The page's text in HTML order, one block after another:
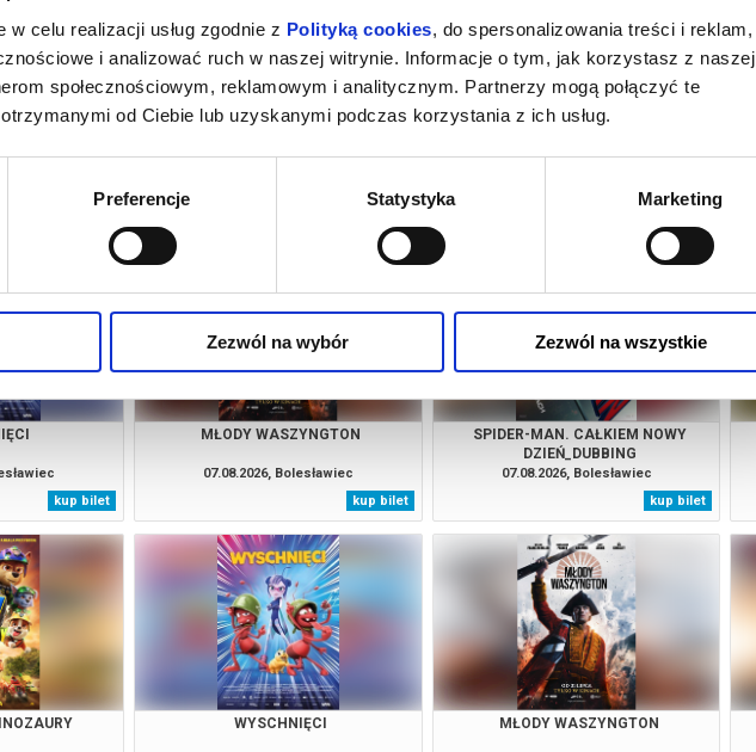
celu realizacji usług zgodnie z Polityką cookies, do spersonalizowania treści i reklam,
i analizować ruch w naszej witrynie. Informacje o tym, jak korzystasz z naszej
społecznościowym, reklamowym i analitycznym. Partnerzy mogą połączyć te
od Ciebie lub uzyskanymi podczas korzystania z ich usług.
Preferencje Statystyka Marketing
Zezwól na wybór Zezwól na wszystkie
kup bilet
MŁODY WASZYNGTON
07.08.2026, Bolesławiec
kup bilet
SPIDER-MAN. CAŁKIEM NOWY
DZIEŃ_DUBBING
07.08.2026, Bolesławiec
kup bilet
WYSCHNIĘCI MŁODY WASZYNGTON